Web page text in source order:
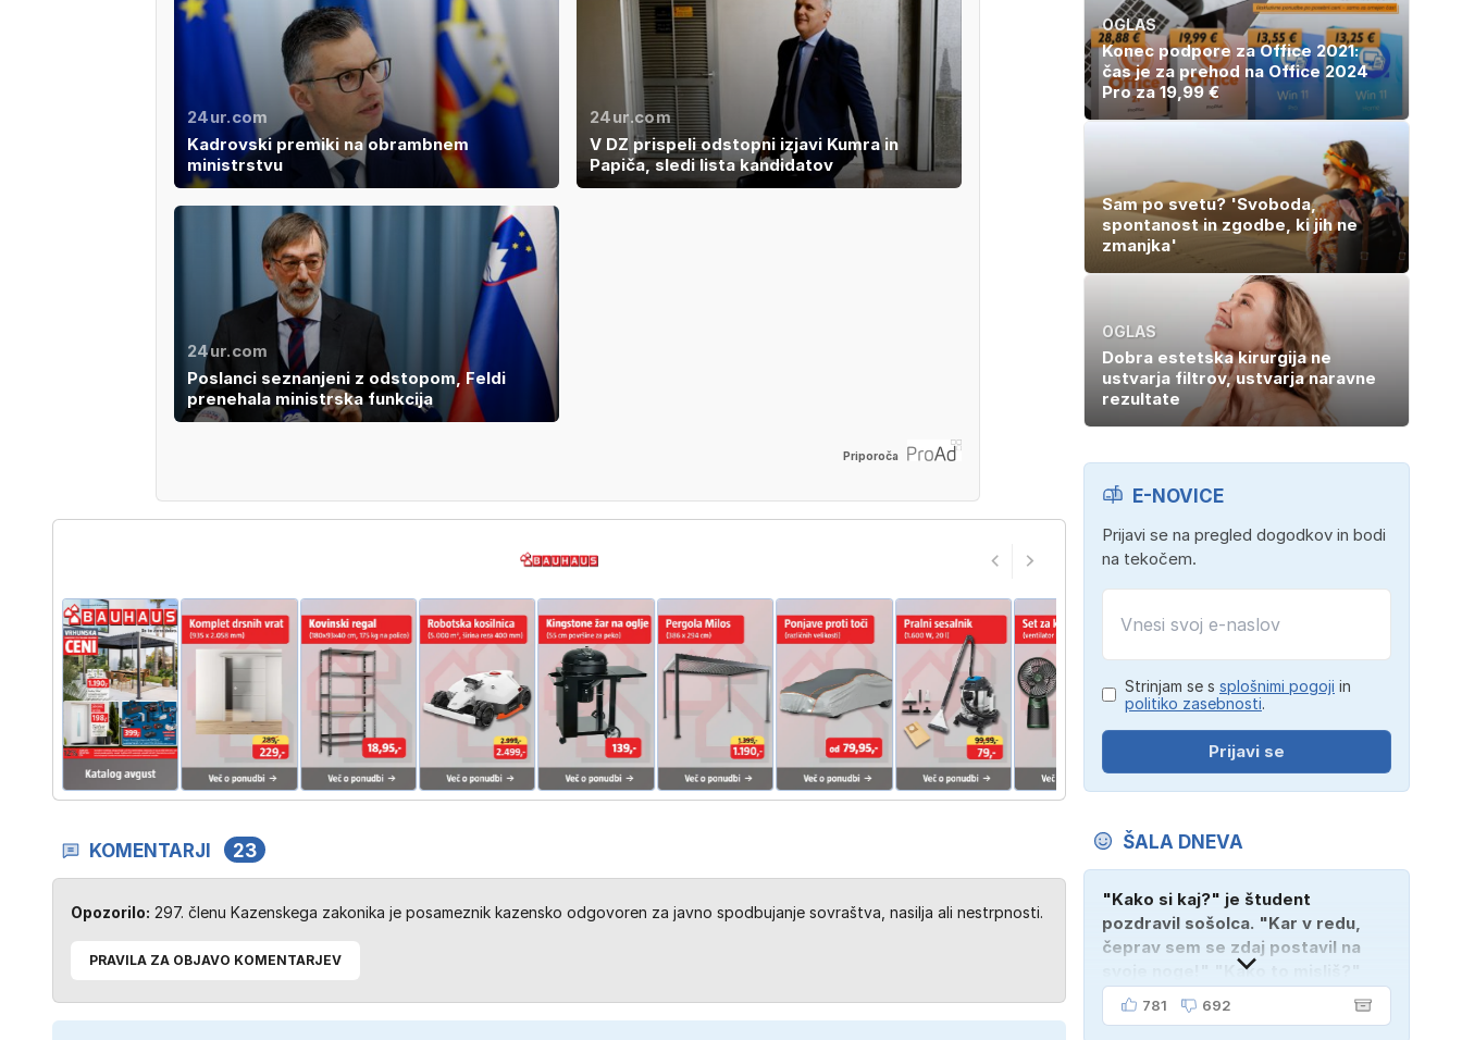
24ur.com
Kadrovski premiki na obrambnem
ministrstvu
24ur.com
V DZ prispeli odstopni izjavi Kumra in
Papiča, sledi lista kandidatov
24ur.com
Poslanci seznanjeni z odstopom, Feldi
prenehala ministrska funkcija
Priporoča
KOMENTARJI 23
Opozorilo: 297. členu Kazenskega zakonika je posameznik kazensko odgovoren za javno spodbujanje sovraštva, nasilja ali nestrpnosti.
PRAVILA ZA OBJAVO KOMENTARJEV
OGLAS
Konec podpore za Office 2021:
čas je za prehod na Office 2024
Pro za 19,99 €
Sam po svetu? 'Svoboda,
spontanost in zgodbe, ki jih ne
zmanjka'
OGLAS
Dobra estetska kirurgija ne
ustvarja filtrov, ustvarja naravne
rezultate
E-NOVICE
Prijavi se na pregled dogodkov in bodi
na tekočem.
Strinjam se s splošnimi pogoji in
politiko zasebnosti.
Prijavi se
ŠALA DNEVA
"Kako si kaj?" je študent
pozdravil sošolca. "Kar v redu,
čeprav sem se zdaj postavil na
svoje noge!" "Kako to misliš?"
"Oče mi je vzel avto!"
781 692